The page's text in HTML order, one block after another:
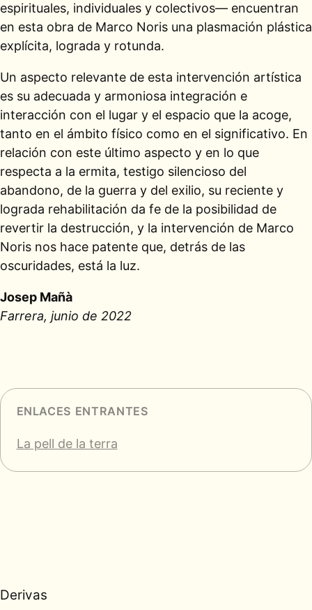
espirituales, individuales y colectivos— encuentran
en esta obra de Marco Noris una plasmación plástica
explícita, lograda y rotunda.
Un aspecto relevante de esta intervención artística
es su adecuada y armoniosa integración e
interacción con el lugar y el espacio que la acoge,
tanto en el ámbito físico como en el significativo. En
relación con este último aspecto y en lo que
respecta a la ermita, testigo silencioso del
abandono, de la guerra y del exilio, su reciente y
lograda rehabilitación da fe de la posibilidad de
revertir la destrucción, y la intervención de Marco
Noris nos hace patente que, detrás de las
oscuridades, está la luz.
Josep Mañà
Farrera, junio de 2022
ENLACES ENTRANTES
La pell de la terra
Derivas